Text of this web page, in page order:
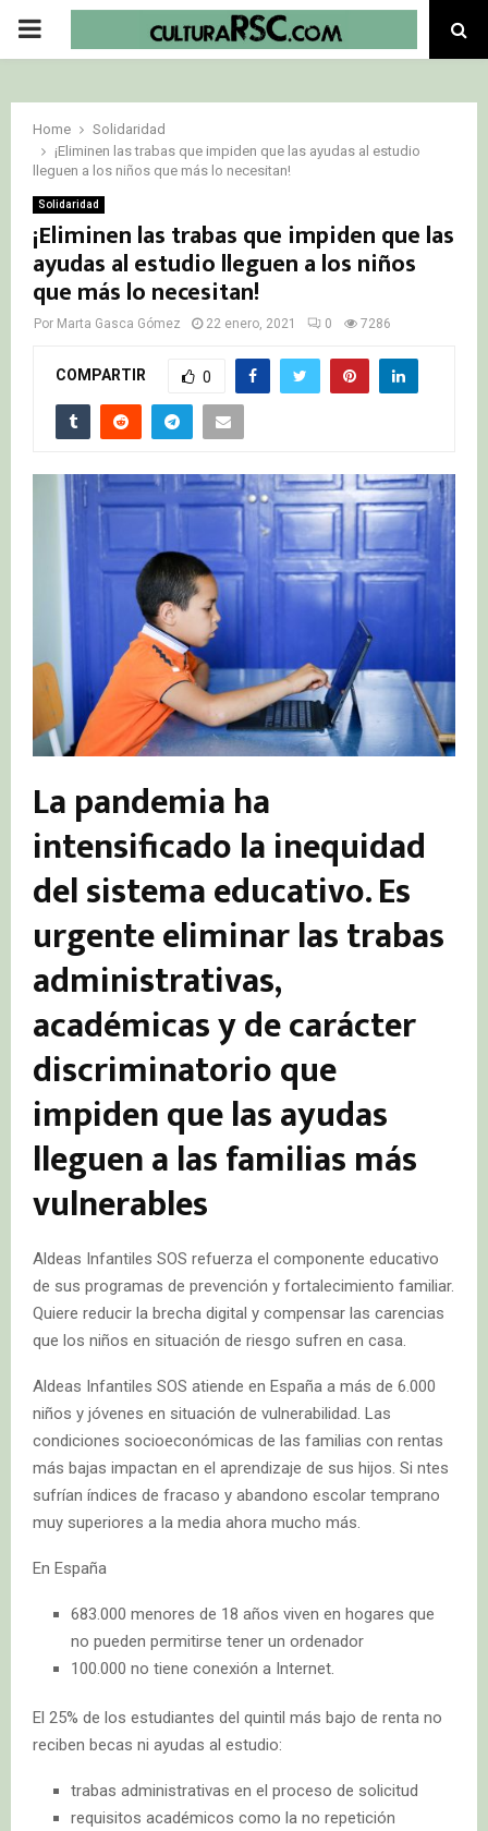
PRIMARY
Home
Solidaridad
¡Eliminen las trabas que impiden que las ayudas al estudio
lleguen a los niños que más lo necesitan!
Solidaridad
¡Eliminen las trabas que impiden que las
ayudas al estudio lleguen a los niños
que más lo necesitan!
Por Marta Gasca Gómez 22 enero, 2021 0 7286
COMPARTIR 0
La pandemia ha
intensificado la inequidad
del sistema educativo. Es
urgente eliminar las trabas
administrativas,
académicas y de carácter
discriminatorio que
impiden que las ayudas
lleguen a las familias más
vulnerables
Aldeas Infantiles SOS refuerza el componente educativo
de sus programas de prevención y fortalecimiento familiar.
Quiere reducir la brecha digital y compensar las carencias
que los niños en situación de riesgo sufren en casa.
Aldeas Infantiles SOS atiende en España a más de 6.000
niños y jóvenes en situación de vulnerabilidad. Las
condiciones socioeconómicas de las familias con rentas
más bajas impactan en el aprendizaje de sus hijos. Si ntes
sufrían índices de fracaso y abandono escolar temprano
muy superiores a la media ahora mucho más.
En España
683.000 menores de 18 años viven en hogares que
no pueden permitirse tener un ordenador
100.000 no tiene conexión a Internet.
El 25% de los estudiantes del quintil más bajo de renta no
reciben becas ni ayudas al estudio:
trabas administrativas en el proceso de solicitud
requisitos académicos como la no repetición